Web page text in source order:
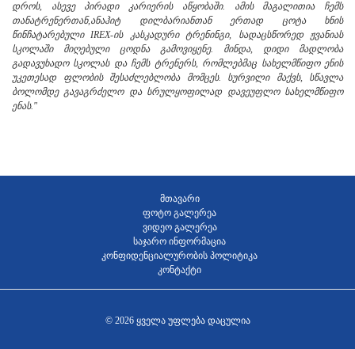
დროს, ასევე პირადი კარიერის აწყობაში.
ამის მაგალითია ჩემს
თანატრენერთან,ანაჰიტ დილბარიანთან ერთად ცოტა ხნის
წინჩატარებულიIREX-ის კასკადური ტრენინგი, სადაცსწორედ ჟვანიას
სკოლაში მიღებული ცოდნა გამოვიყენე. მინდა,
დიდი მადლობა
გადავუხადო სკოლას და ჩემს ტრენერს, რომლებმაც სახელმწიფო ენის
უკეთესად ფლობის შესაძლებლობა მომცეს. სურვილი მაქვს, სწავლა
ბოლომდე გავაგრძელო და სრულყოფილად დავეუფლო სახელმწიფო
ენას."
მთავარი
ფოტო გალერეა
ვიდეო გალერეა
საჯარო ინფორმაცია
კონფიდენციალურობის პოლიტიკა
კონტაქტი
© 2026 ყველა უფლება დაცულია